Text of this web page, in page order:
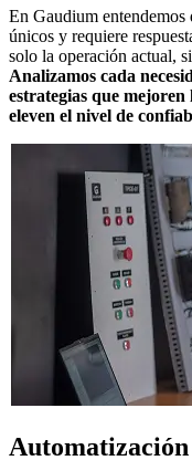
En Gaudium entendemos
únicos y requiere
solo la operación actual,
Analizamos cada
estrategias que
eleven el nivel de